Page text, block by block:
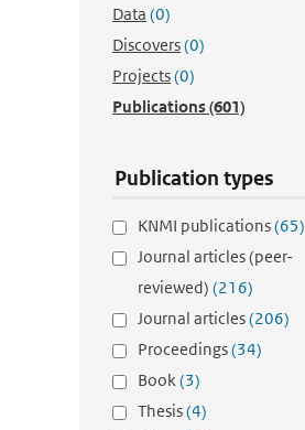
Data (0)
Discovers(0)
Projects(0)
Publications(601)
Publication types
KNMI publications(65)
Journal articles (peer-
reviewed) (216)
Journal articles(206)
Proceedings(34)
Book(3)
Thesis(4)